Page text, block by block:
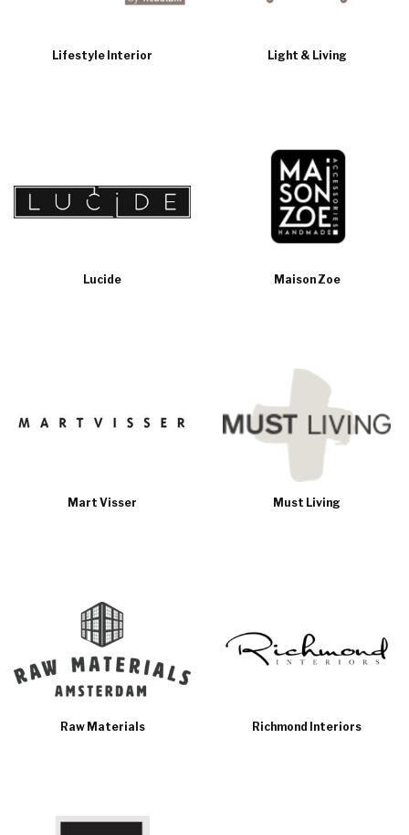
Lifestyle Interior Light & Living
Lucide Maison Zoe
Mart Visser Must Living
Raw Materials Richmond Interiors